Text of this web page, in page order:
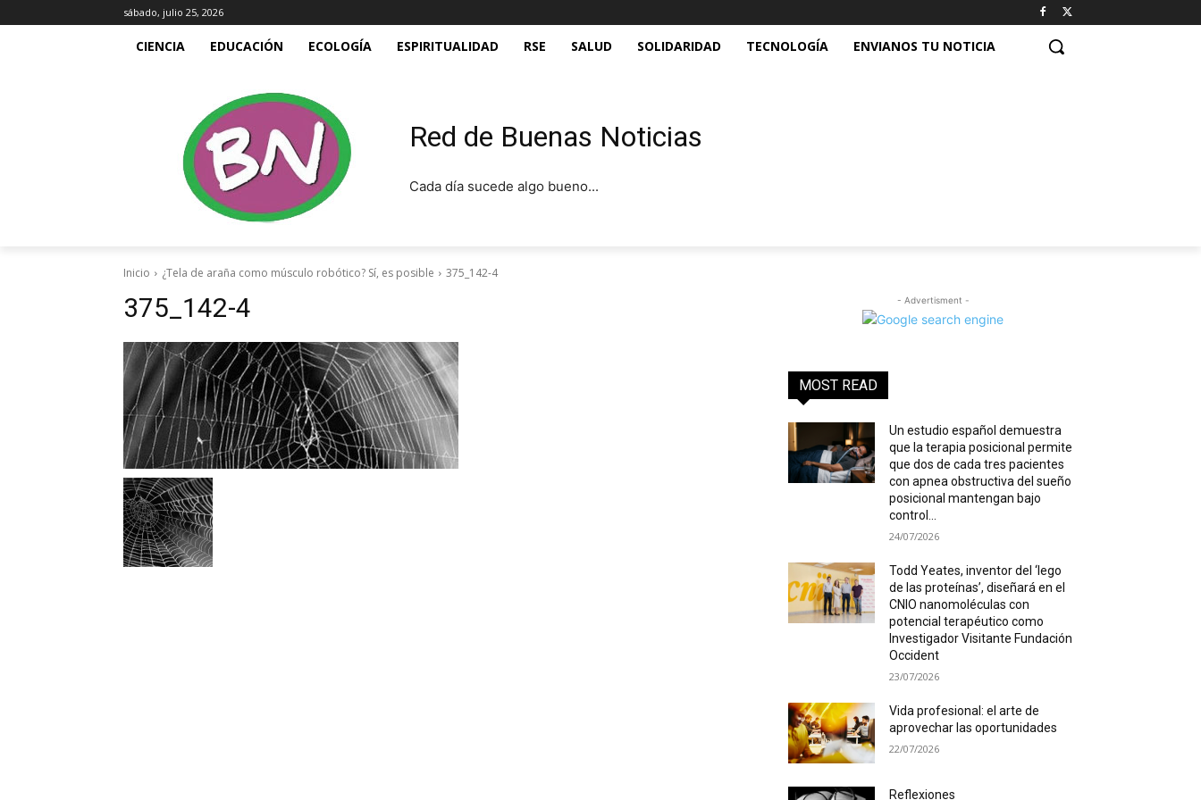
sábado, julio 25, 2026
CIENCIA EDUCACIÓN ECOLOGÍA ESPIRITUALIDAD RSE SALUD SOLIDARIDAD TECNOLOGÍA ENVIANOS TU NOTICIA
Red de Buenas Noticias
Cada día sucede algo bueno...
Inicio ¿Tela de araña como músculo robótico? Sí, es posible 375_142-4
375_142-4 - Advertisment -
MOST READ
Un estudio español demuestra
que la terapia posicional permite
que dos de cada tres pacientes
con apnea obstructiva del sueño
posicional mantengan bajo
control...
24/07/2026
Todd Yeates, inventor del ‘lego
de las proteínas’, diseñará en el
CNIO nanomoléculas con
potencial terapéutico como
Investigador Visitante Fundación
Occident
23/07/2026
Vida profesional: el arte de
aprovechar las oportunidades
22/07/2026
Reflexiones